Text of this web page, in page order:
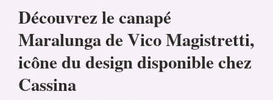
Découvrez le canapé
Maralunga de Vico Magistretti,
icône du design disponible chez
Cassina